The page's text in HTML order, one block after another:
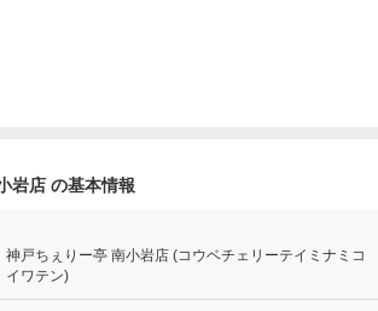
岩店 の基本情報
神戸ちぇりー亭 南小岩店 (コウベチェリーテイミナミコ
イワテン)